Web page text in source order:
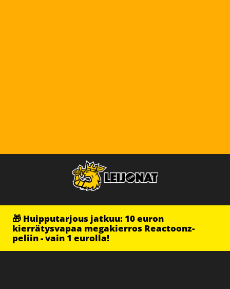
🎁 Huipputarjous jatkuu: 10 euron
kierrätysvapaa megakierros Reactoonz-
peliin - vain 1 eurolla!